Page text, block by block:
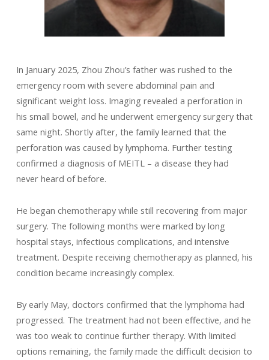
In January 2025, Zhou Zhou’s father was rushed to the
emergency room with severe abdominal pain and
significant weight loss. Imaging revealed a perforation in
his small bowel, and he underwent emergency surgery that
same night. Shortly after, the family learned that the
perforation was caused by lymphoma. Further testing
confirmed a diagnosis of MEITL – a disease they had
never heard of before.
He began chemotherapy while still recovering from major
surgery. The following months were marked by long
hospital stays, infectious complications, and intensive
treatment. Despite receiving chemotherapy as planned, his
condition became increasingly complex.
By early May, doctors confirmed that the lymphoma had
progressed. The treatment had not been effective, and he
was too weak to continue further therapy. With limited
options remaining, the family made the difficult decision to